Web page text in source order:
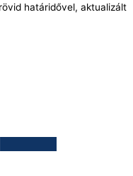
határidővel, aktualizált